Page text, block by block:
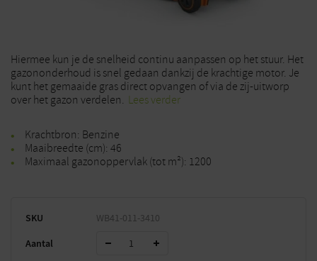
Hiermee kun je de snelheid continu aanpassen op het stuur. Het
gazononderhoud is snel gedaan dankzij de krachtige motor. Je
kunt het gemaaide gras direct opvangen of via de zij-uitworp
over het gazon verdelen. Lees verder
Krachtbron: Benzine
Maaibreedte (cm): 46
Maximaal gazonoppervlak (tot m²): 1200
SKU WB41-011-3410
Aantal